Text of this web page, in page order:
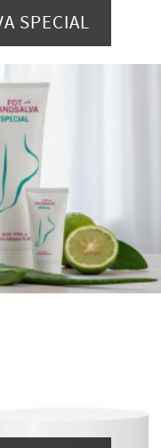
SPECIAL